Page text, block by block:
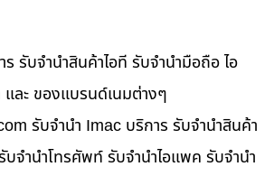
รับจำนำสินค้าไอที รับจำนำมือถือ ไอ
ละ ของแบรนด์เนมต่างๆ
รับจำนำ Imac บริการ รับจำนำสินค้า
จำนำโทรศัพท์ รับจำนำไอแพค รับจำนำ